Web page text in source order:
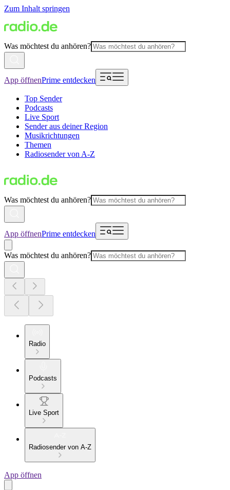
Zum Inhalt springen
Was möchtest du anhören?
App öffnenPrime entdecken
Top Sender
Podcasts
Live Sport
Sender aus deiner Region
Musikrichtungen
Themen
Radiosender von A-Z
Was möchtest du anhören?
App öffnenPrime entdecken
Was möchtest du anhören?
Radio
Podcasts
Live Sport
Radiosender von A-Z
App öffnen